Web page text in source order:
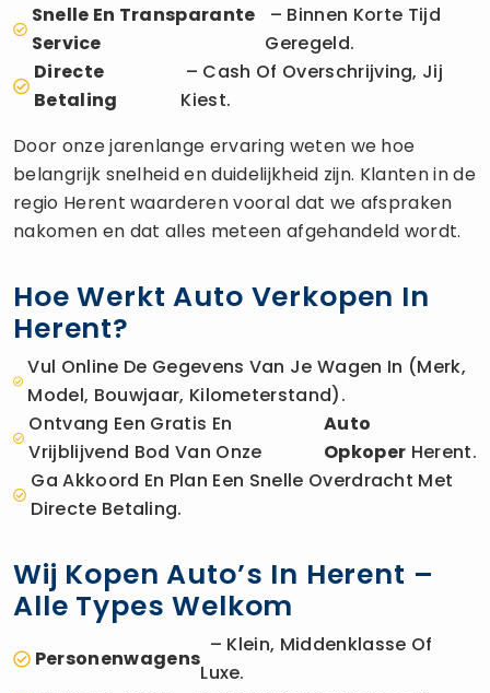
Snelle En Transparante
Service
– Binnen Korte Tijd
Geregeld.
Directe
Betaling
– Cash Of Overschrijving, Jij
Kiest.
Door onze jarenlange ervaring weten we hoe
belangrijk snelheid en duidelijkheid zijn. Klanten in de
regio Herent waarderen vooral dat we afspraken
nakomen en dat alles meteen afgehandeld wordt.
Hoe Werkt Auto Verkopen In
Herent?
Vul Online De Gegevens Van Je Wagen In (merk,
Model, Bouwjaar, Kilometerstand).
Ontvang Een Gratis En
Vrijblijvend Bod Van Onze
Auto
Opkoper Herent.
Ga Akkoord En Plan Een Snelle Overdracht Met
Directe Betaling.
Wij Kopen Auto’s In Herent –
Alle Types Welkom
Personenwagens
– Klein, Middenklasse Of
Luxe.